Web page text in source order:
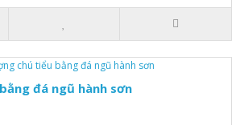
đá ngũ hành sơn